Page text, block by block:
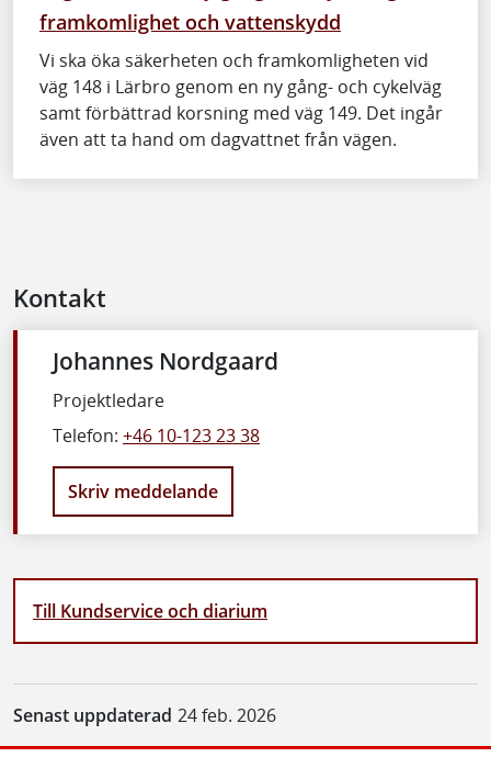
framkomlighet och vattenskydd
Vi ska öka säkerheten och framkomligheten vid
väg 148 i Lärbro genom en ny gång- och cykelväg
samt förbättrad korsning med väg 149. Det ingår
även att ta hand om dagvattnet från vägen.
Kontakt
Johannes Nordgaard
Projektledare
Telefon: +46 10-123 23 38
Skriv meddelande
Till Kundservice och diarium
Senast uppdaterad 24 feb. 2026